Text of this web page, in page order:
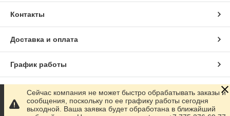
Контакты
Доставка и оплата
График работы
Полная версия сайта
Сейчас компания не может быстро обрабатывать заказы и
сообщения, поскольку по ее графику работы сегодня
выходной. Ваша заявка будет обработана в ближайший